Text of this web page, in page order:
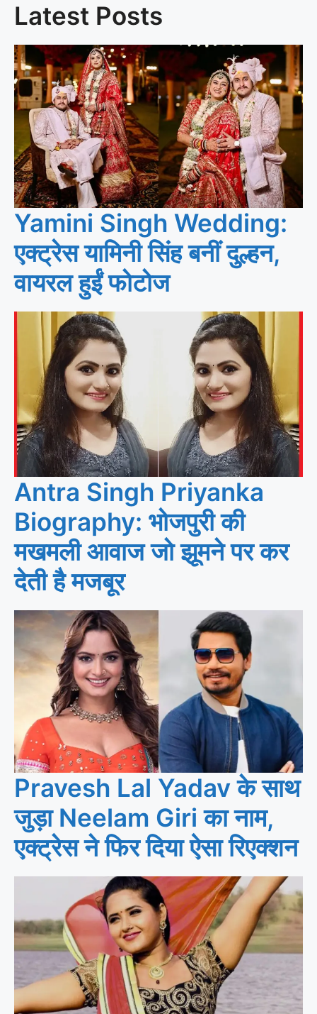
Latest Posts
Yamini Singh Wedding:
एक्ट्रेस यामिनी सिंह बनीं दुल्हन,
वायरल हुईं फोटोज
Antra Singh Priyanka
Biography: भोजपुरी की
मखमली आवाज जो झूमने पर कर
देती है मजबूर
Pravesh Lal Yadav के साथ
जुड़ा Neelam Giri का नाम,
एक्ट्रेस ने फिर दिया ऐसा रिएक्शन